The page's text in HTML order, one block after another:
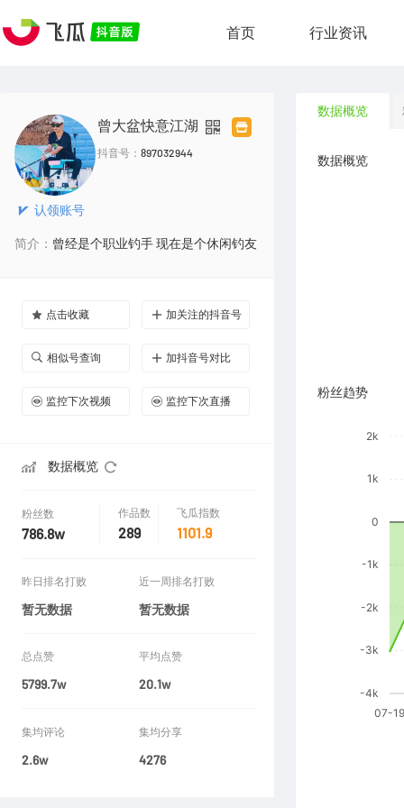
首页 行业资讯
认领账号
曾大盆快意江湖
抖音号： 897032944
简介： 曾经是个职业钓手 现在是个休闲钓友
点击收藏 加关注的抖音号
相似号查询 加抖音号对比
监控下次视频 监控下次直播
数据概览
粉丝数
786.8w
作品数
289
飞瓜指数
1101.9
昨日排名打败
暂无数据
近一周排名打败
暂无数据
总点赞
5799.7w
平均点赞
20.1w
集均评论
2.6w
集均分享
4276
数据概览
数据概览
粉丝趋势